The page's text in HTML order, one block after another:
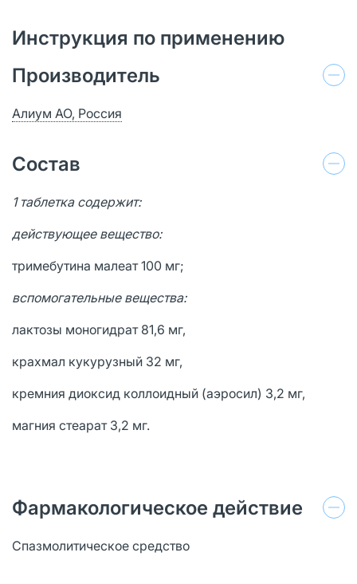
Инструкция по применению
Производитель
Алиум АО, Россия
Состав
1 таблетка содержит:
действующее вещество:
тримебутина малеат 100 мг;
вспомогательные вещества:
лактозы моногидрат 81,6 мг,
крахмал кукурузный 32 мг,
кремния диоксид коллоидный (аэросил) 3,2 мг,
магния стеарат 3,2 мг.
Фармакологическое действие
Спазмолитическое средство